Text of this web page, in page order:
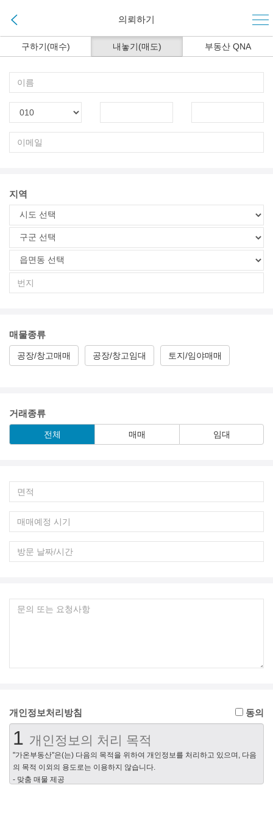
의뢰하기
구하기(매수) 내놓기(매도) 부동산 QNA
지역
매물종류
공장/창고매매 공장/창고임대 토지/임야매매
거래종류
전체 매매 임대
개인정보처리방침 동의
1 개인정보의 처리 목적
"가온부동산"은(는) 다음의 목적을 위하여 개인정보를 처리하고 있으며, 다음
의 목적 이외의 용도로는 이용하지 않습니다.
- 맞춤 매물 제공